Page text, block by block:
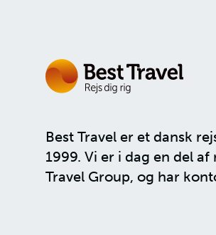
Best Travel er et dansk
1999. Vi er i dag en del
Travel Group, og har